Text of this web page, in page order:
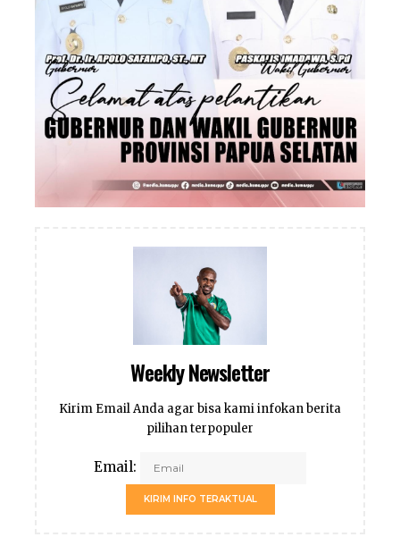
Weekly Newsletter
Kirim Email Anda agar bisa kami infokan berita
pilihan terpopuler
Email:
KIRIM INFO TERAKTUAL